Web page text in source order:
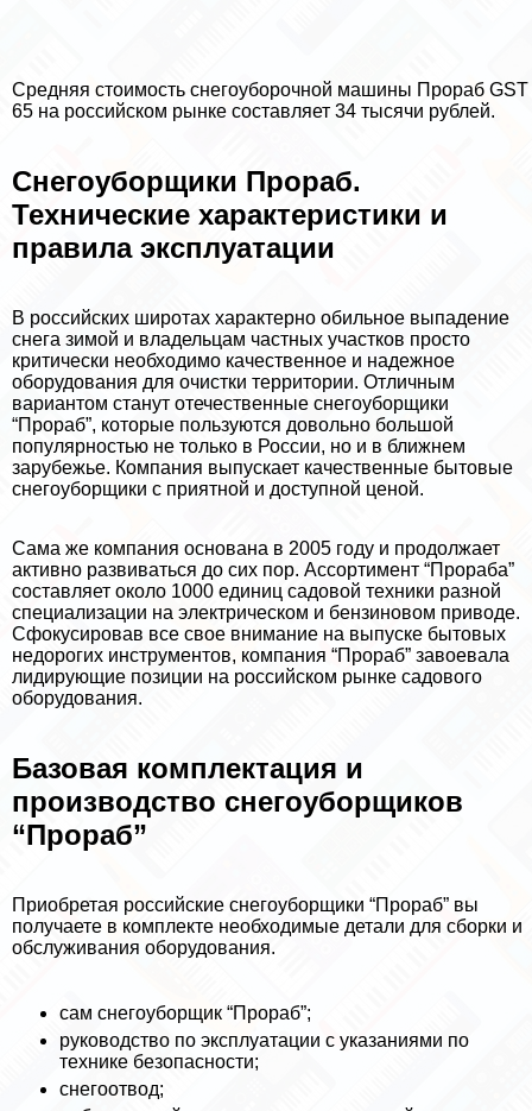
Средняя стоимость снегоуборочной машины Прораб GST
65 на российском рынке составляет 34 тысячи рублей.
Снегоуборщики Прораб.
Технические хаpaктеристики и
правила эксплуатации
В российских широтах хаpaктерно обильное выпадение
снега зимой и владельцам частных участков просто
критически необходимо качественное и надежное
оборудования для очистки территории. Отличным
вариантом станут отечественные снегоуборщики
“Прораб”, которые пользуются довольно большой
популярностью не только в России, но и в ближнем
зарубежье. Компания выпускает качественные бытовые
снегоуборщики с приятной и доступной ценой.
Сама же компания основана в 2005 году и продолжает
активно развиваться до сих пор. Ассортимент “Проpaба”
составляет около 1000 единиц садовой техники разной
специализации на электрическом и бензиновом приводе.
Сфокусировав все свое внимание на выпуске бытовых
недорогих инструментов, компания “Прораб” завоевала
лидирующие позиции на российском рынке садового
оборудования.
Базовая комплектация и
производство снегоуборщиков
“Прораб”
Приобретая российские снегоуборщики “Прораб” вы
получаете в комплекте необходимые детали для сборки и
обслуживания оборудования.
сам снегоуборщик “Прораб”;
руководство по эксплуатации с указаниями по
технике безопасности;
снегоотвод;